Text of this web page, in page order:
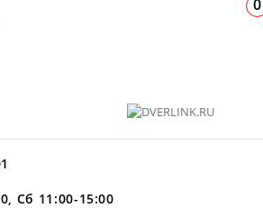
Сб 11:00-15:00
0